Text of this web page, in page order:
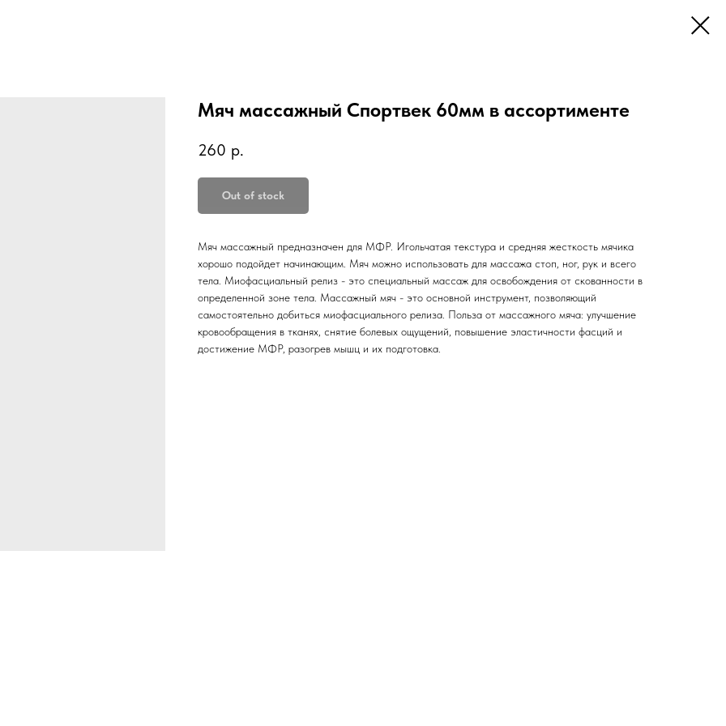
Мяч массажный Спортвек 60мм в ассортименте
260 р.
Out of stock
Мяч массажный предназначен для МФР. Игольчатая текстура и средняя жесткость мячика
хорошо подойдет начинающим. Мяч можно использовать для массажа стоп, ног, рук и всего
тела. Миофасциальный релиз - это специальный массаж для освобождения от скованности в
определенной зоне тела. Массажный мяч - это основной инструмент, позволяющий
самостоятельно добиться миофасциального релиза. Польза от массажного мяча: улучшение
кровообращения в тканях, снятие болевых ощущений, повышение эластичности фасций и
достижение МФР, разогрев мышц и их подготовка.